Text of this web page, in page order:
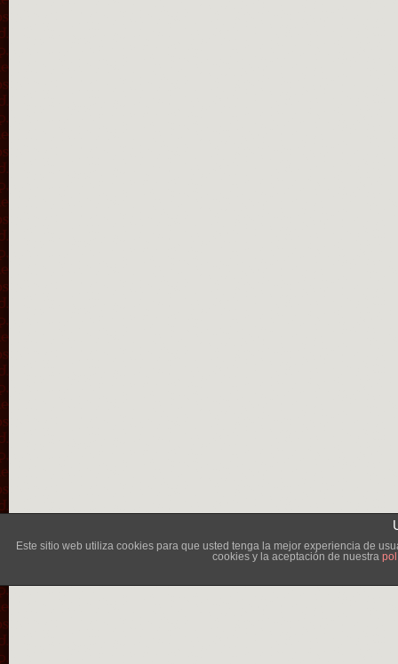
Este sitio web utiliza cookies para que usted tenga la mejor experiencia de
cookies y la aceptación de nuestra